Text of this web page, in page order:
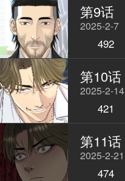
第9话
2025-2-7
492
第10话
2025-2-14
421
第11话
2025-2-21
474